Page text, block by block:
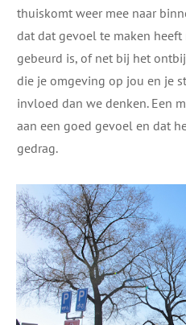
thuiskomt weer mee naar
dat dat gevoel te maken
gebeurd is, of net bij het
die je omgeving op jou en je
invloed dan we denken. Een
aan een goed gevoel en dat
gedrag.